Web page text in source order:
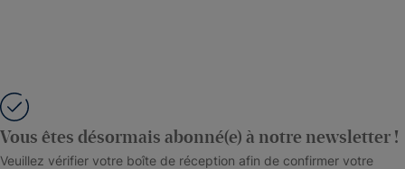
Vous êtes désormais abonné(e) à notre newsletter !
Veuillez vérifier votre boîte de réception afin de confirmer votre